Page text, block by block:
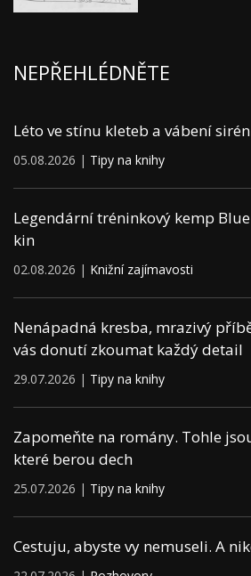
NEPŘEHLÉDNĚTE
Léto ve stínu kleteb a vábení sirén
05.08.2026 | Tipy na knihy
Legendární tréninkový kemp
kin
02.08.2026 | Knižní zajímavosti
Nenápadná kresba, mrazivý
vás donutí zkoumat každý detail
29.07.2026 | Tipy na knihy
Zapomeňte na romány. Tohle
které berou dech
25.07.2026 | Tipy na knihy
Cestuju, abyste vy nemuseli. A